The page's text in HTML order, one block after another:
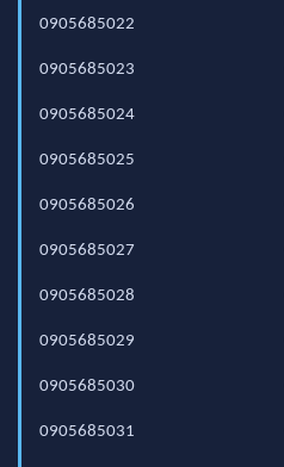
0905685022
0905685023
0905685024
0905685025
0905685026
0905685027
0905685028
0905685029
0905685030
0905685031